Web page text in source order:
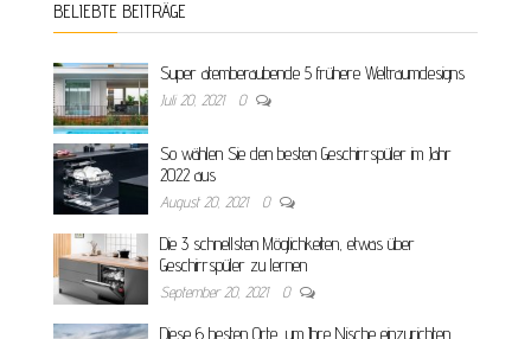
BELIEBTE BEITRÄGE
Super atemberaubende 5 frühere Weltraumdesigns
Juli 20, 2021 0
So wählen Sie den besten Geschirrspüler im Jahr
2022 aus
August 20, 2021 0
Die 3 schnellsten Möglichkeiten, etwas über
Geschirrspüler zu lernen
September 20, 2021 0
Diese 6 besten Orte, um Ihre Nische einzurichten